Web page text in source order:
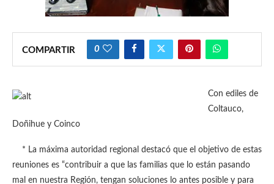
COMPARTIR 0
Con ediles de
Coltauco,
Doñihue y Coinco
* La máxima autoridad regional destacó que el objetivo de estas
reuniones es “contribuir a que las familias que lo están pasando
mal en nuestra Región, tengan soluciones lo antes posible y para